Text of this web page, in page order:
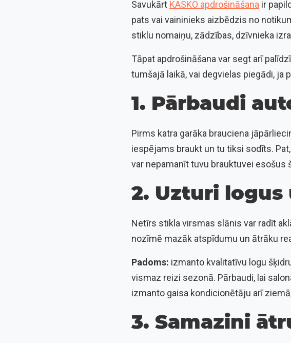
Savukārt KASKO apdrošināšana ir
pats vai vaininieks aizbēdzis no
stiklu nomaiņu, zādzības, dzīvnieka
Tāpat apdrošināšana var segt arī
tumšajā laikā, vai degvielas piegādi, ja
1. Pārbaudi
Pirms katra garāka brauciena
iespējams braukt un tu tiksi sodīts.
var nepamanīt tuvu brauktuvei esošus
2. Uzturi
Netīrs stikla virsmas slānis var radīt
nozīmē mazāk atspīdumu un ātrāku
Padoms: izmanto kvalitatīvu logu
vismaz reizi sezonā. Pārbaudi, lai
izmanto gaisa kondicionētāju arī
3. Samazini